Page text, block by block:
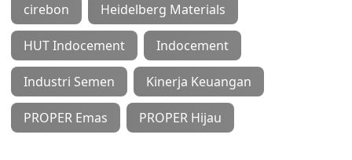
cirebon Heidelberg Materials
HUT Indocement Indocement
Industri Semen Kinerja Keuangan
PROPER Emas PROPER Hijau